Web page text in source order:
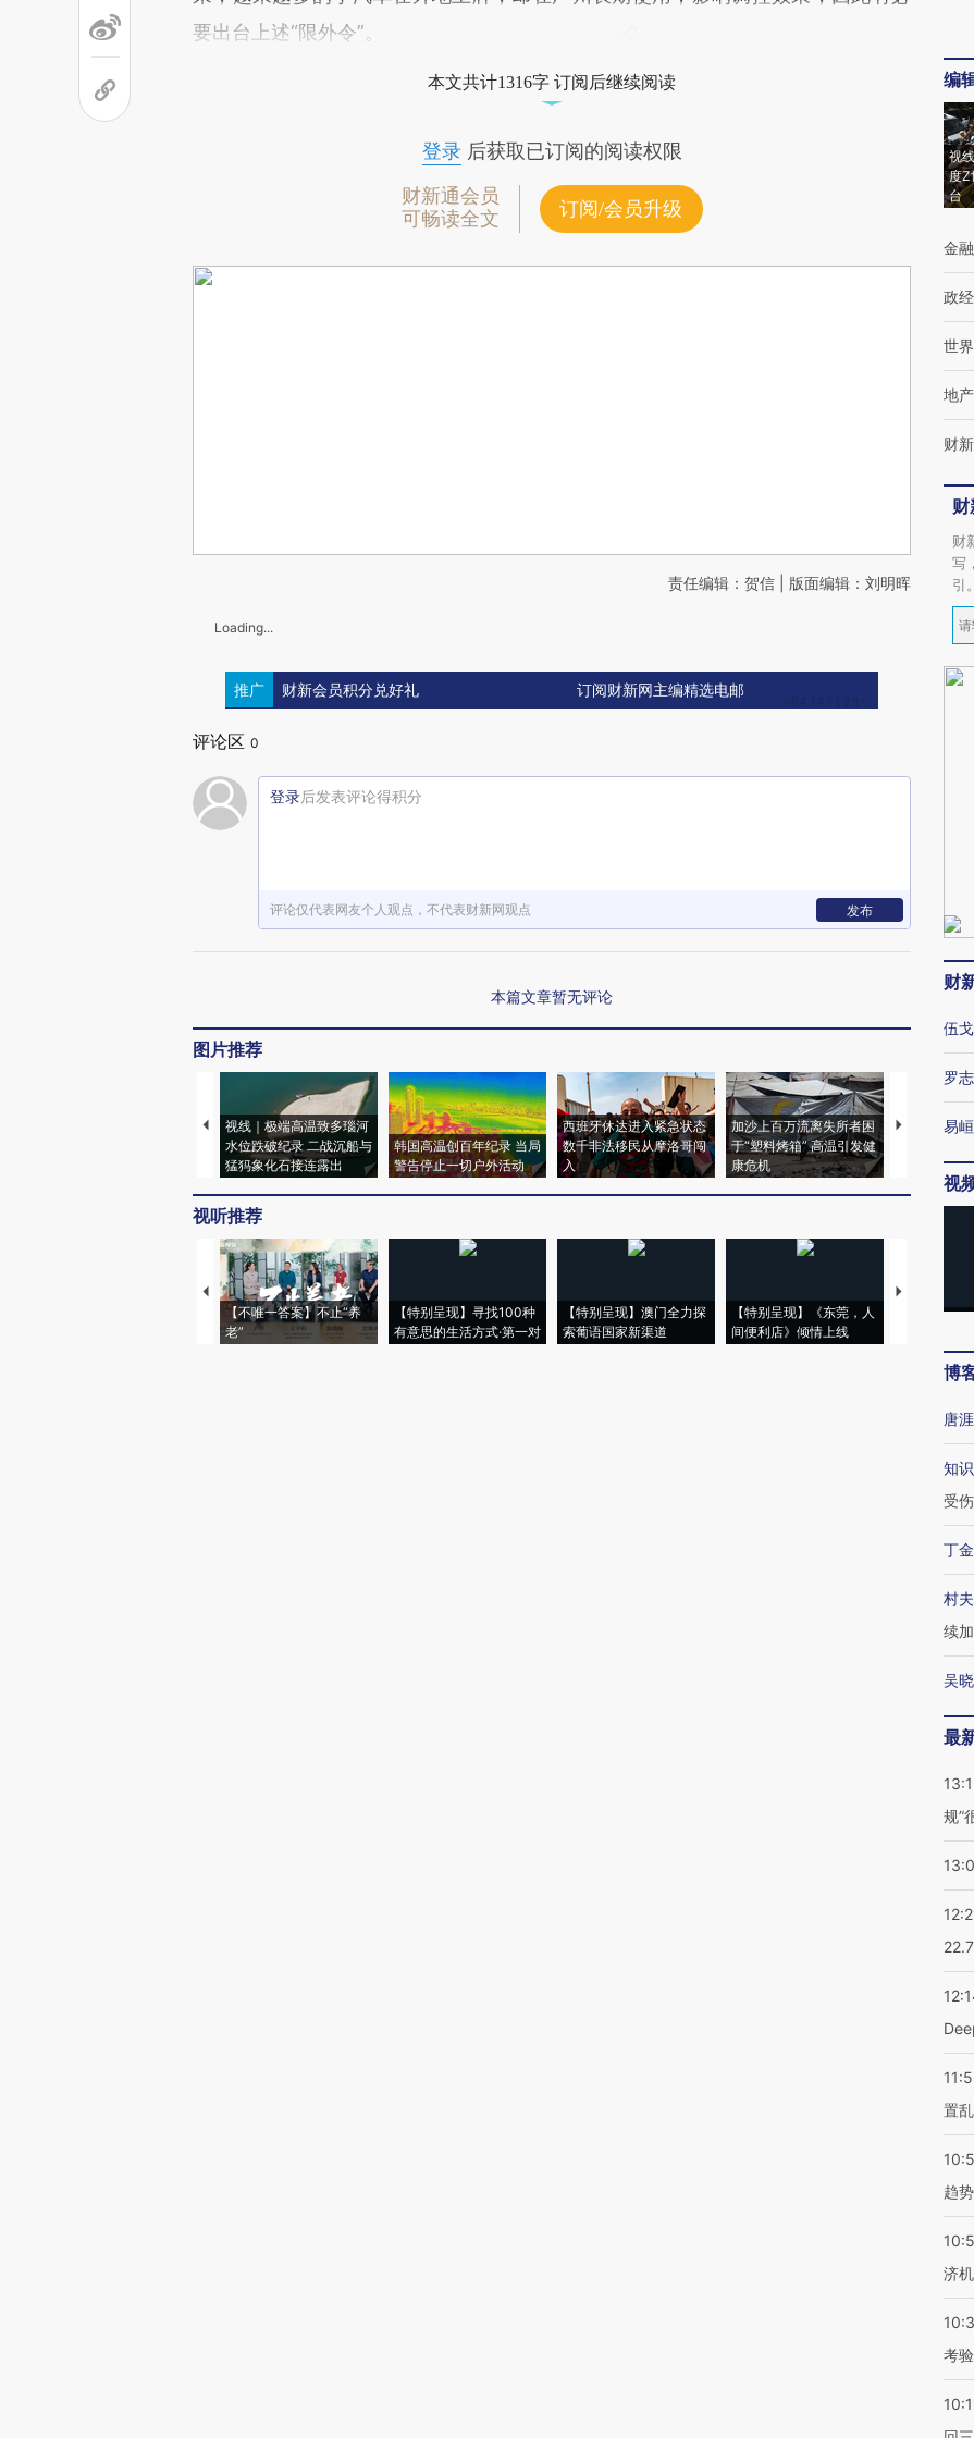
要出台上述“限外令”。
本文共计1316字 订阅后继续阅读
登录后获取已订阅的阅读权限
财新通会员
可畅读全文
订阅/会员升级
责任编辑：贺信 | 版面编辑：刘明晖
Loading...
推广 财新会员积分兑好礼 订阅财新网主编精选电邮
评论区 0
登录后发表评论得积分
评论仅代表网友个人观点，不代表财新网观点 发布
本篇文章暂无评论
图片推荐
视线｜极端高温致多瑙河
水位跌破纪录 二战沉船与
猛犸象化石接连露出
韩国高温创百年纪录 当局
警告停止一切户外活动
西班牙休达进入紧急状态
数千非法移民从摩洛哥闯
入
加沙上百万流离失所者困
于“塑料烤箱” 高温引发健
康危机
马航飞行员
视听推荐
【不唯一答案】不止“养
老”
【特别呈现】寻找100种
有意思的生活方式·第一对
【特别呈现】澳门全力探
索葡语国家新渠道
【特别呈现】《东莞，人
间便利店》倾情上线
【推广】走
会，让数智
编
视
度Z
台
金融
政经
世界
地产
财
财
写
引。
财
伍戈
罗
易峘
视
博
唐涯
知
受伤
丁
村
续
吴
最
规”
置
趋势
济
考验